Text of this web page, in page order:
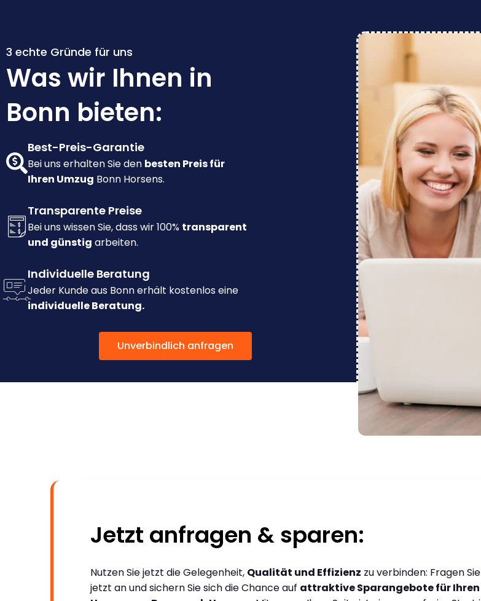
3 echte Gründe für uns
Was wir Ihnen in
Bonn bieten:
Best-Preis-Garantie
Bei uns erhalten Sie den besten Preis für
Ihren Umzug Bonn Horsens.
Transparente Preise
Bei uns wissen Sie, dass wir 100% transparent
und günstig arbeiten.
Individuelle Beratung
Jeder Kunde aus Bonn erhält kostenlos eine
individuelle Beratung.
Unverbindlich anfragen
Jetzt anfragen & sparen:
Nutzen Sie jetzt die Gelegenheit, Qualität und Effizienz zu verbinden: Fragen Sie
jetzt an und sichern Sie sich die Chance auf attraktive Sparangebote für Ihren